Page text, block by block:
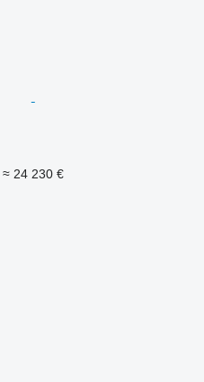
≈ 24 230 €